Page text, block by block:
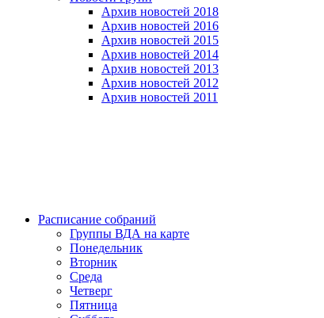
Архив новостей 2018
Архив новостей 2016
Архив новостей 2015
Архив новостей 2014
Архив новостей 2013
Архив новостей 2012
Архив новостей 2011
Расписание собраний
Группы ВДА на карте
Понедельник
Вторник
Среда
Четверг
Пятница